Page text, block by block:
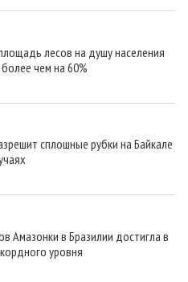
лесов на душу населения
чем на 60%
сплошные рубки на Байкале
Амазонки в Бразилии достигла в
уровня